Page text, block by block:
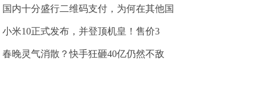
国内十分盛行二维码支付，为何在其他国
小米10正式发布，并登顶机皇！售价3
春晚灵气消散？快手狂砸40亿仍然不敌